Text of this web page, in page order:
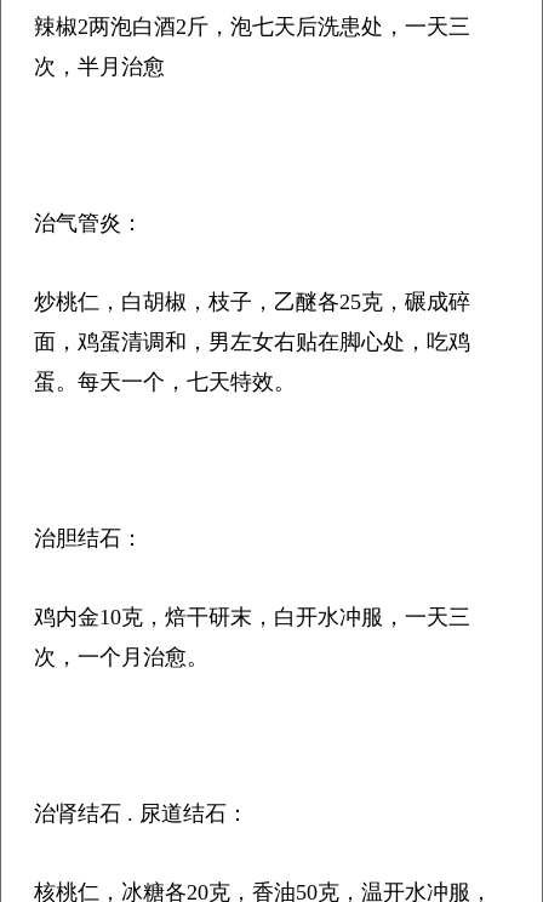
辣椒2两泡白酒2斤，泡七天后洗患处，一天三
次，半月治愈
治气管炎：
炒桃仁，白胡椒，枝子，乙醚各25克，碾成碎
面，鸡蛋清调和，男左女右贴在脚心处，吃鸡
蛋。每天一个，七天特效。
治胆结石：
鸡内金10克，焙干研末，白开水冲服，一天三
次，一个月治愈。
治肾结石 . 尿道结石：
核桃仁，冰糖各20克，香油50克，温开水冲服，